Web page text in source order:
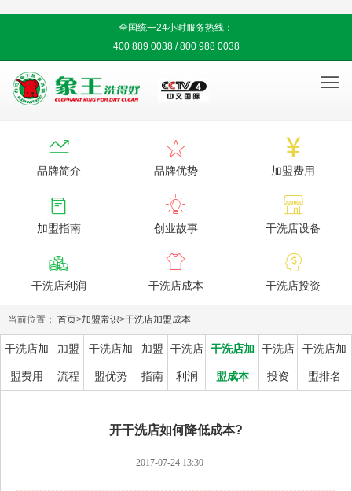
全国统一24小时服务热线：
400 889 0038 / 800 988 0038


品牌简介

品牌优势

加盟费用

加盟指南

创业故事

干洗店设备

干洗店利润

干洗店成本

干洗店投资
当前位置： 首页>加盟常识>干洗店加盟成本
干洗店加
盟费用
加盟
流程
干洗店加
盟优势
加盟
指南
干洗店
利润
干洗店加
盟成本
干洗店
投资
干洗店加
盟排名
开干洗店如何降低成本?
2017-07-24 13:30